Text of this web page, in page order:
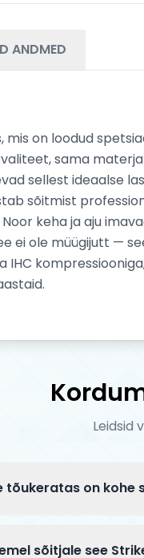
ANDMED
on loodud
sama
sellest ideaalse
sõitmist
keha ja aju
ei ole müügijutt —
IHC
Leidsid
tõukeratas on kohe
ja mõnikord
sõitjale see